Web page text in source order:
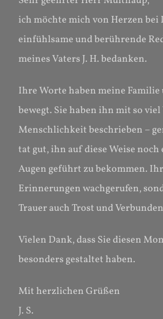
ich möchte mich von Herzen
einfühlsame und berührende
meines Vaters J. H. bedanken.
Ihre Worte haben meine
bewegt. Sie haben ihn mit so
Menschlichkeit beschrieben –
tat gut, ihn auf diese Weise
Augen geführt zu bekommen.
Erinnerungen wachgerufen,
Trauer auch Trost und
Vielen Dank, dass Sie diesen
besonders gestaltet haben.
Mit herzlichen Grüßen
J. S.